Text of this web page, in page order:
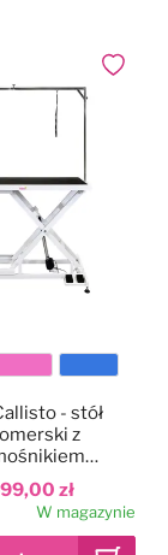
zł
- stół
z
blat
W magazynie
Dodaj